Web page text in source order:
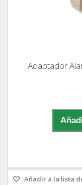
Adaptador
Añadir a la lista